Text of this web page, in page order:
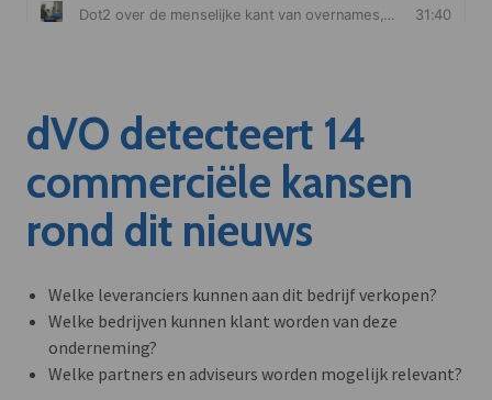
dVO detecteert 14
commerciële kansen
rond dit nieuws
Welke leveranciers kunnen aan dit bedrijf verkopen?
Welke bedrijven kunnen klant worden van deze
onderneming?
Welke partners en adviseurs worden mogelijk relevant?